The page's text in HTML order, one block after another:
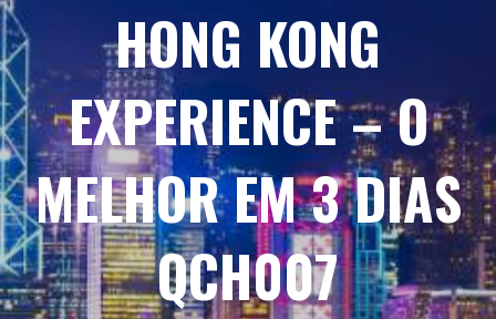
HONG KONG
EXPERIENCE – O
MELHOR EM 3 DIAS
QCH007